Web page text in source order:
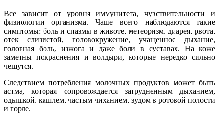
Все зависит от уровня иммунитета, чувствительности и
физиологии организма. Чаще всего наблюдаются такие
симптомы: боль и спазмы в животе, метеоризм, диарея, рвота,
отек слизистой, головокружение, учащенное дыхание,
головная боль, изжога и даже боли в суставах. На коже
заметны покраснения и волдыри, которые нередко сильно
чешутся.
Следствием потребления молочных продуктов может быть
астма, которая сопровождается затрудненным дыханием,
одышкой, кашлем, частым чиханием, зудом в ротовой полости
и горле.